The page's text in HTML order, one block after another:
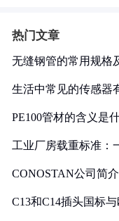
热门文章
无缝钢管的常用规格
生活中常见的传感器
PE100管材的含义是
工业厂房载重标准：
CONOSTAN公司简介
C13和C14插头国标